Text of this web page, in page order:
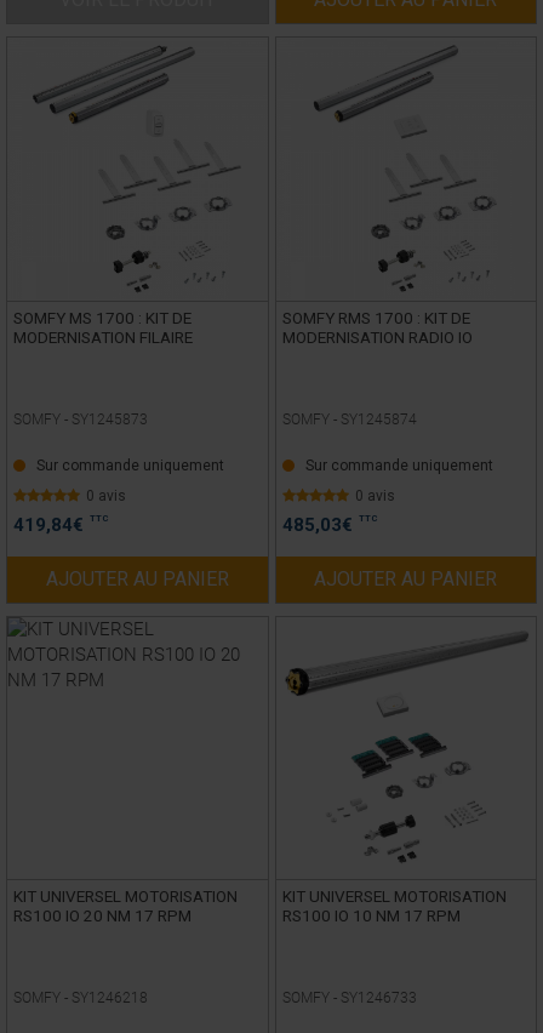
SOMFY MS 1700 : KIT DE
MODERNISATION FILAIRE
SOMFY - SY1245873
Sur commande uniquement
0 avis
419,84€ TTC
AJOUTER AU PANIER
SOMFY RMS 1700 : KIT DE
MODERNISATION RADIO IO
SOMFY - SY1245874
Sur commande uniquement
0 avis
485,03€ TTC
AJOUTER AU PANIER
KIT UNIVERSEL MOTORISATION
RS100 IO 20 NM 17 RPM
SOMFY - SY1246218
KIT UNIVERSEL MOTORISATION
RS100 IO 10 NM 17 RPM
SOMFY - SY1246733